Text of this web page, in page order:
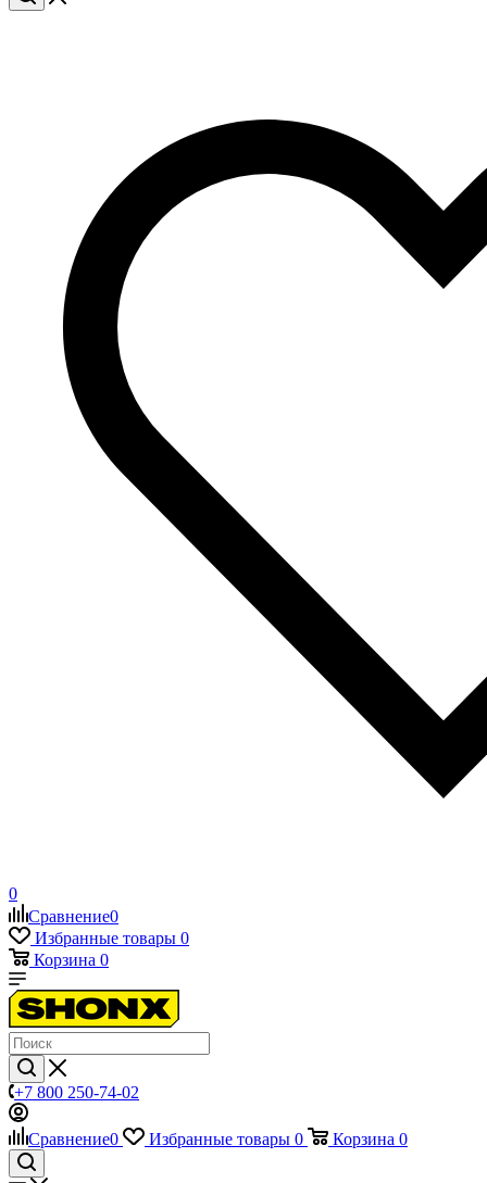
0
Сравнение0
Избранные товары 0
Корзина 0
+7 800 250-74-02
Сравнение0 Избранные товары 0 Корзина 0